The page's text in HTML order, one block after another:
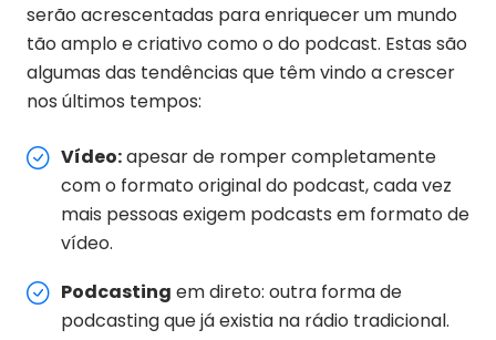
serão acrescentadas para enriquecer um mundo
tão amplo e criativo como o do podcast. Estas são
algumas das tendências que têm vindo a crescer
nos últimos tempos:
Vídeo:apesar de romper completamente
com o formato original do podcast, cada vez
mais pessoas exigem podcasts em formato de
vídeo.
Podcasting em direto: outra forma de
podcasting que já existia na rádio tradicional.